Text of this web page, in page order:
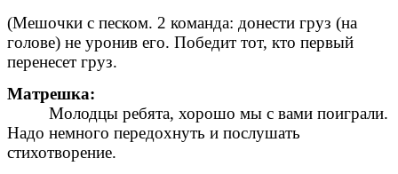
(Мешочки с песком. 2 команда: донести груз (на
голове) не уронив его. Победит тот, кто первый
перенесет груз.
Матрешка:
Молодцы ребята, хорошо мы с вами поиграли.
Надо немного передохнуть и послушать
стихотворение.